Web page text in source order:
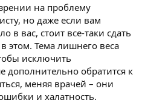
на проблему
но даже если вам
в вас, стоит все-таки сдать
этом. Тема лишнего веса
исключить
дополнительно обратится к
меняя врачей – они
и халатность.